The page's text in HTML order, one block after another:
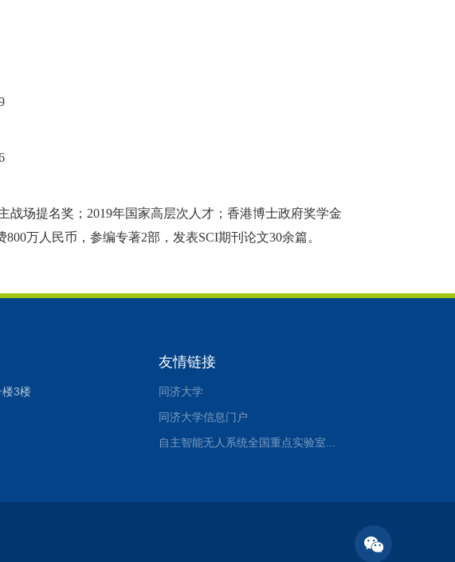
战场提名奖；2019年国家高层次人才；香港博士政府奖学金
万人民币，参编专著2部，发表SCI期刊论文30余篇。
3楼
友情链接
同济大学
同济大学信息门户
自主智能无人系统全国重点实验室...